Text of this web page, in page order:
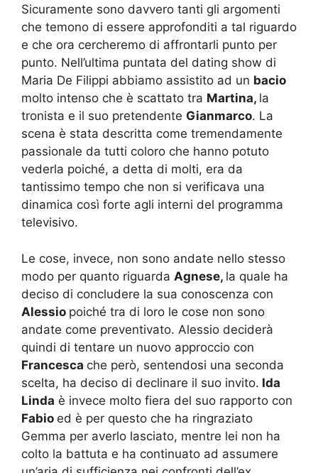
Sicuramente sono davvero tanti gli argomenti
che temono di essere approfonditi a tal riguardo
e che ora cercheremo di affrontarli punto per
punto. Nell’ultima puntata del dating show di
Maria De Filippi abbiamo assistito ad un bacio
molto intenso che è scattato tra Martina, la
tronista e il suo pretendente Gianmarco. La
scena è stata descritta come tremendamente
passionale da tutti coloro che hanno potuto
vederla poiché, a detta di molti, era da
tantissimo tempo che non si verificava una
dinamica così forte agli interni del programma
televisivo.
Le cose, invece, non sono andate nello stesso
modo per quanto riguarda Agnese, la quale ha
deciso di concludere la sua conoscenza con
Alessio poiché tra di loro le cose non sono
andate come preventivato. Alessio deciderà
quindi di tentare un nuovo approccio con
Francesca che però, sentendosi una seconda
scelta, ha deciso di declinare il suo invito. Ida
Linda è invece molto fiera del suo rapporto con
Fabio ed è per questo che ha ringraziato
Gemma per averlo lasciato, mentre lei non ha
colto la battuta e ha continuato ad assumere